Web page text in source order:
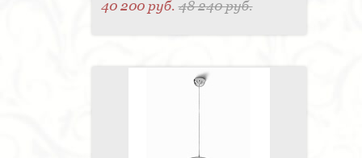
40 200 руб.48 240 руб.